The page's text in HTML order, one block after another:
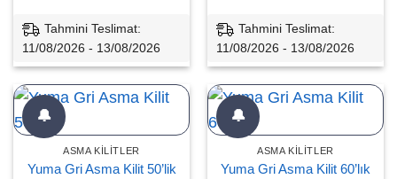
Tahmini Teslimat:
11/08/2026 - 13/08/2026
Tahmini Teslimat:
11/08/2026 - 13/08/2026
🔔
ASMA KILITLER
Yuma Gri Asma Kilit 50’lik
🔔
ASMA KILITLER
Yuma Gri Asma Kilit 60’lık